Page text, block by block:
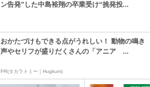
ン告発”した中島裕翔の卒業受け“挑発投...
おかたづけもできる点がうれしい！ 動物の鳴き
声やセリフが盛りだくさんの「アニア ...
PR(タカラトミー｜Hugkum)